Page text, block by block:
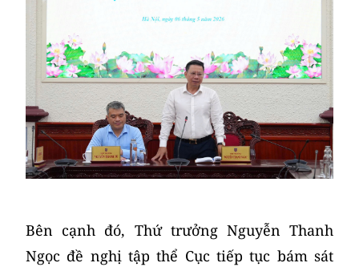
​Bên cạnh đó, Thứ trưởng Nguyễn Thanh
Ngọc đề nghị tập thể Cục tiếp tục bám sát